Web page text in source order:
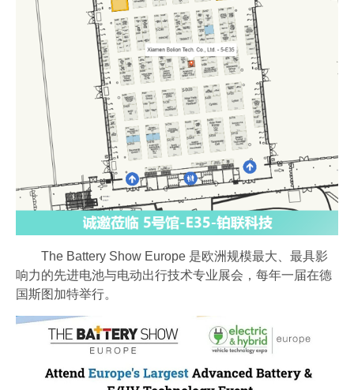
The Battery Show Europe 是欧洲规模最大、最具影
响力的先进电池与电动出行技术专业展会，每年一届在德
国斯图加特举行。